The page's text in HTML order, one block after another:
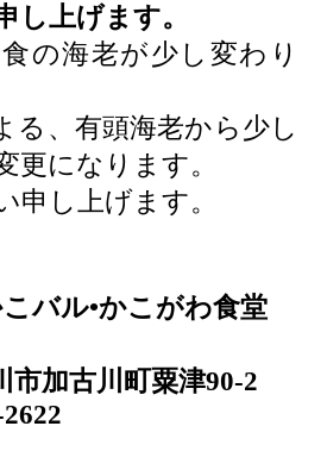
し上げます。
の海老が少し変わり
る、有頭海老から少し
更になります。
申し上げます。
バル•かこがわ食堂
市加古川町粟津90-2